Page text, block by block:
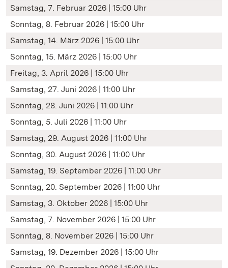
Samstag, 7. Februar 2026 | 15:00 Uhr
Sonntag, 8. Februar 2026 | 15:00 Uhr
Samstag, 14. März 2026 | 15:00 Uhr
Sonntag, 15. März 2026 | 15:00 Uhr
Freitag, 3. April 2026 | 15:00 Uhr
Samstag, 27. Juni 2026 | 11:00 Uhr
Sonntag, 28. Juni 2026 | 11:00 Uhr
Sonntag, 5. Juli 2026 | 11:00 Uhr
Samstag, 29. August 2026 | 11:00 Uhr
Sonntag, 30. August 2026 | 11:00 Uhr
Samstag, 19. September 2026 | 11:00 Uhr
Sonntag, 20. September 2026 | 11:00 Uhr
Samstag, 3. Oktober 2026 | 15:00 Uhr
Samstag, 7. November 2026 | 15:00 Uhr
Sonntag, 8. November 2026 | 15:00 Uhr
Samstag, 19. Dezember 2026 | 15:00 Uhr